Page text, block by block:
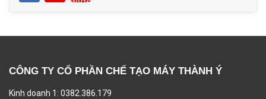
CÔNG TY CỔ PHẦN CHẾ TẠO MÁY THÀNH Ý
Kinh doanh 1: 0382.386.179